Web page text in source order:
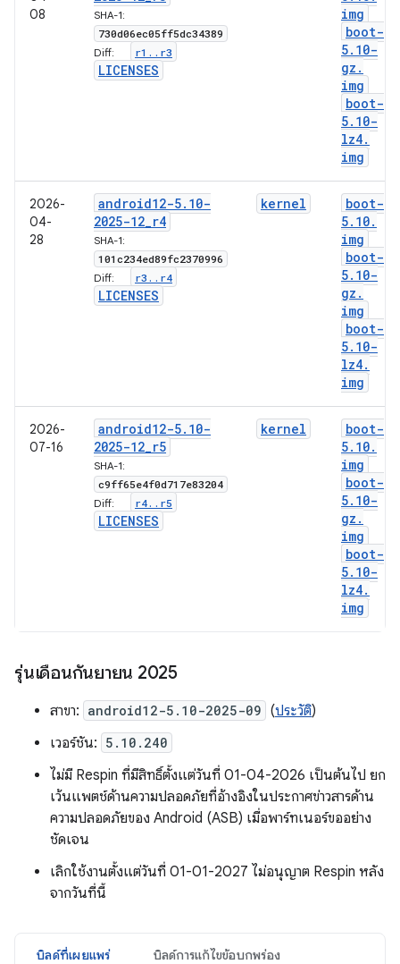
08
SHA-1:
730d06ec05ff5dc34389
Diff: r1 . . r3
LICENSES
img
boot-
5. 10-
gz .
img
boot-
5. 10-
lz4.
img
2026-
04-
28
android12-5. 10-
2025-12_r4
SHA-1:
101c234ed89fc2370996
Diff: r3 . . r4
LICENSES
kernel
boot-
5. 10.
img
boot-
5. 10-
gz .
img
boot-
5. 10-
lz4.
img
2026-
07-16
android12-5. 10-
2025-12_r5
SHA-1:
c9ff65e4f0d717e83204
Diff: r4. . r5
LICENSES
kernel
boot-
5. 10.
img
boot-
5. 10-
gz .
img
boot-
5. 10-
lz4.
img
รุ่นเดือนกันยายน 2025
สาขา: android12-5.10-2025-09 (ประวัติ)
เวอร์ชัน: 5.10.240
ไม่มี Respin ที่มีสิทธิ์ตั้งแต่วันที่ 01-04-2026 เป็นต้นไป ยก
เว้นแพตช์ด้านความปลอดภัยที่อ้างอิงในประกาศข่าวสารด้าน
ความปลอดภัยของ Android (ASB) เมื่อพาร์ทเนอร์ขออย่าง
ชัดเจน
เลิกใช้งานตั้งแต่วันที่ 01-01-2027 ไม่อนุญาต Respin หลัง
จากวันที่นี้
บิลด์ที่เผยแพร่ บิลด์การแก้ไขข้อบกพร่อง